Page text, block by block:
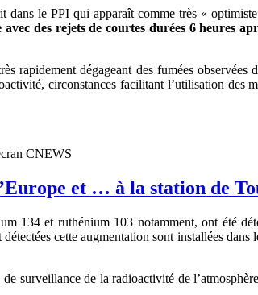
le PPI qui apparaît comme très «
avec des rejets de courtes durées 6 heures
rapidement dégageant des fumées
circonstances facilitant l’utilisation des
et … à la station de
134 et ruthénium 103 notamment, ont été
cette augmentation sont installées dans
surveillance de la radioactivité de